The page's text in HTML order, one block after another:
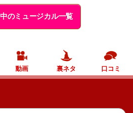
のミュージカル一覧
動画 裏ネタ 口コミ